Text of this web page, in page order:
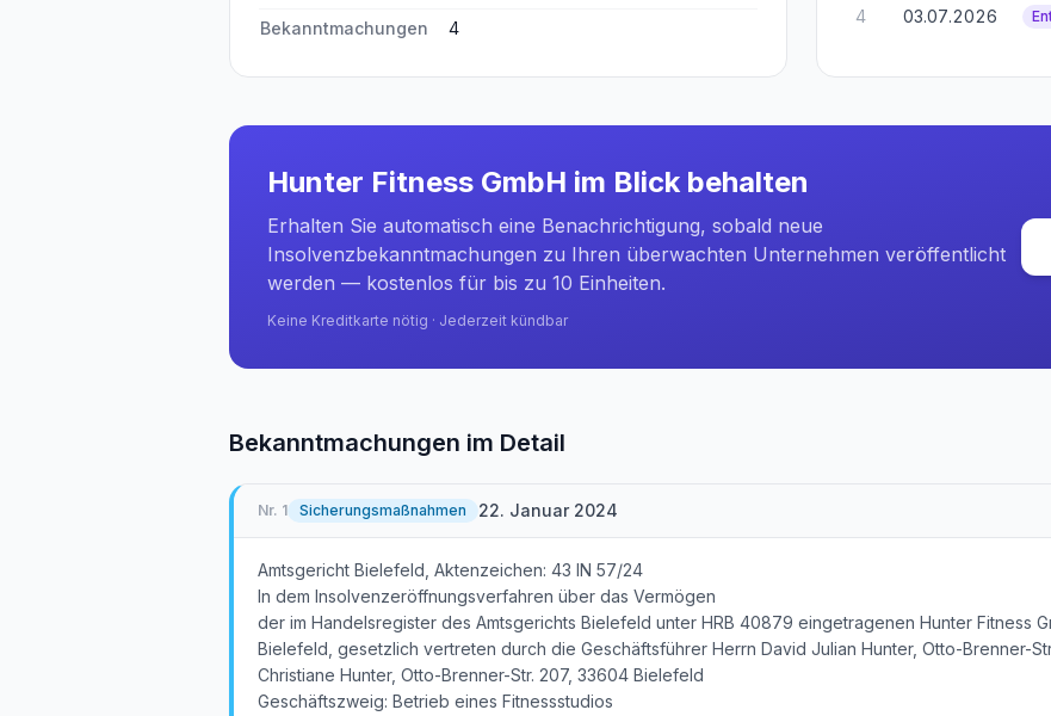
Bekanntmachungen
4
4 03.07.2026
Hunter Fitness GmbH im Blick behalten
Erhalten Sie automatisch eine Benachrichtigung, sobald neue
Insolvenzbekanntmachungen zu Ihren überwachten Unternehmen veröffentlicht
werden — kostenlos für bis zu 10 Einheiten.
Keine Kreditkarte nötig · Jederzeit kündbar
Bekanntmachungen im Detail
Nr. 1 Sicherungsmaßnahmen 22. Januar 2024
Amtsgericht Bielefeld, Aktenzeichen: 43 IN 57/24
In dem Insolvenzeröffnungsverfahren über das Vermögen
der im Handelsregister des Amtsgerichts Bielefeld unter HRB 40879 eingetragenen Hunter Fitness
Bielefeld, gesetzlich vertreten durch die Geschäftsführer Herrn David Julian Hunter, Otto-Brenner-
Christiane Hunter, Otto-Brenner-Str. 207, 33604 Bielefeld
Geschäftszweig: Betrieb eines Fitnessstudios